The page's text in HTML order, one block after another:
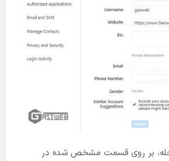
بر روی قسمت مشخص شده در